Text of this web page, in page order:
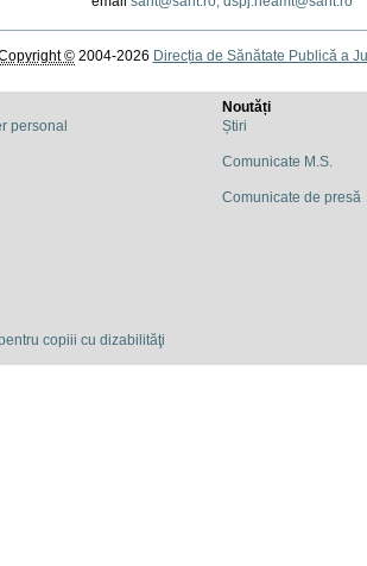
©2004-2026 Direcția de Sănătate Publică a
personal
copiii cu dizabilităţi
Noutăți
Știri
Comunicate M.S.
Comunicate de presă